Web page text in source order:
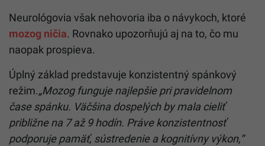
Neurológovia však nehovoria iba o návykoch, ktoré
mozog ničia. Rovnako upozorňujú aj na to, čo mu
naopak prospieva.
Úplný základ predstavuje konzistentný spánkový
režim.„Mozog funguje najlepšie pri pravidelnom
čase spánku. Väčšina dospelých by mala cieliť
približne na 7 až 9 hodín. Práve konzistentnosť
podporuje pamäť, sústredenie a kognitívny výkon,“